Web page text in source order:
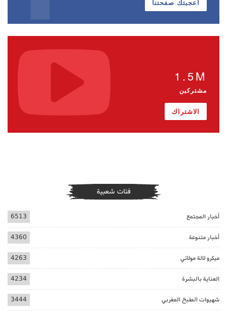
أعجبتك صفحتنا
1.5M
مشتركين
الاشتراك
فئات شعبية
أخبار المجتمع 6513
أخبار متنوعة 4360
ميكرو لالة مولاتي 4263
العناية بالبشرة 4234
شهيوات الطبخ المغربي 3444